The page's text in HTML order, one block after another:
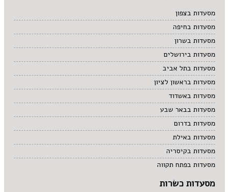
מרקים
מתוקים
סיני
סנדוויץ' בר
פאב
מסעדות בצפון
מסעדות בחיפה
מסעדות בשרון
מסעדות בירושלים
מסעדות בתל אביב
מסעדות בראשון לציון
מסעדות באשדוד
מסעדות בבאר שבע
מסעדות בדרום
מסעדות באילת
מסעדות בקיסריה
מסעדות בפתח תקווה
מסעדות כשרות